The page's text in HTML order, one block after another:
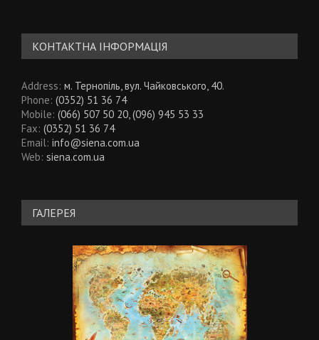
КОНТАКТНА ІНФОРМАЦІЯ
Address: м. Тернопіль, вул. Чайковського, 40.
Phone: (0352) 51 36 74
Mobile: (066) 507 50 20, (096) 945 53 33
Fax: (0352) 51 36 74
Email: info@siena.com.ua
Web: siena.com.ua
ГАЛЕРЕЯ